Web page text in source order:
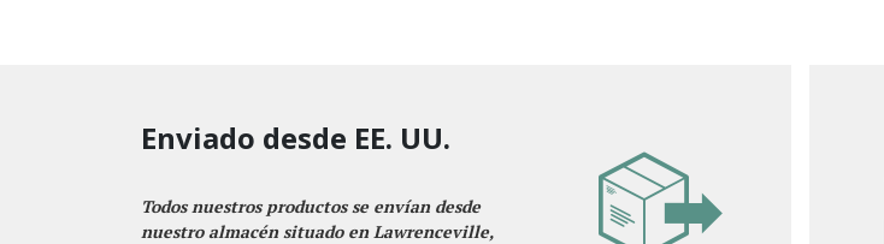
Enviado desde EE. UU.
Todos nuestros productos se envían desde
nuestro almacén situado en Lawrenceville,